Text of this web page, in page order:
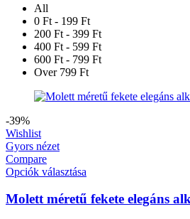
All
0 Ft - 199 Ft
200 Ft - 399 Ft
400 Ft - 599 Ft
600 Ft - 799 Ft
Over 799 Ft
-39%
Wishlist
Gyors nézet
Compare
Opciók választása
Molett méretű fekete elegáns